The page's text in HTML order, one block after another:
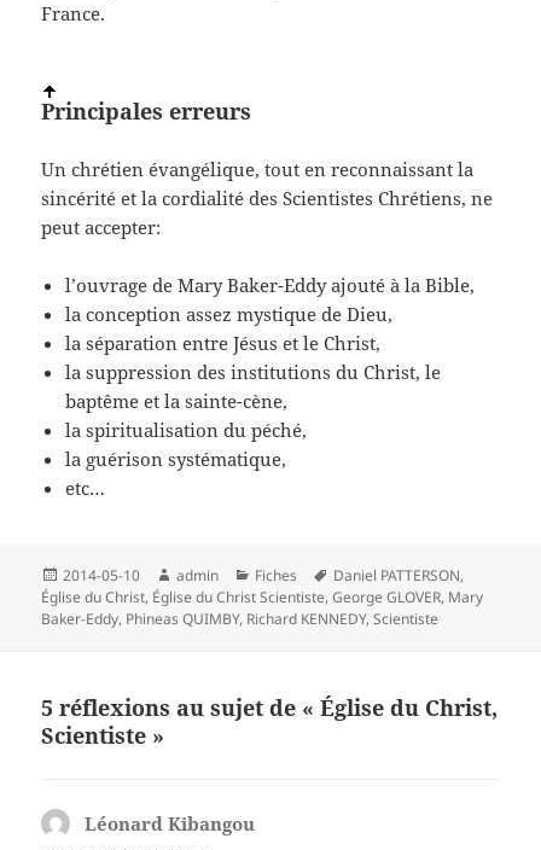
France.
Principales erreurs
Un chrétien évangélique, tout en reconnaissant la
sincérité et la cordialité des Scientistes Chrétiens, ne
peut accepter:
l’ouvrage de Mary Baker-Eddy ajouté à la Bible,
la conception assez mystique de Dieu,
la séparation entre Jésus et le Christ,
la suppression des institutions du Christ, le
baptême et la sainte-cène,
la spiritualisation du péché,
la guérison systématique,
etc…
Publié
le
2014-05-10 Auteur
admin Catégories
Fiches
Mots-
clés
Daniel PATTERSON,
Église du Christ, Église du Christ Scientiste,George GLOVER, Mary
Baker-Eddy, Phineas QUIMBY, Richard KENNEDY,Scientiste
5 réflexions au sujet de « Église du Christ,
Scientiste »
Léonard Kibangou